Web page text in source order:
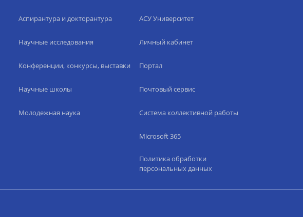
Аспирантура и докторантура
Научные исследования
Конференции, конкурсы, выставки
Научные школы
Молодежная наука
АСУ Университет
Личный кабинет
Портал
Почтовый сервис
Система коллективной работы
Microsoft 365
Политика обработки
персональных данных